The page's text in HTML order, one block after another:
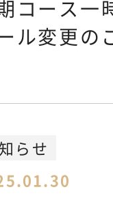
コース一
ル変更の
らせ